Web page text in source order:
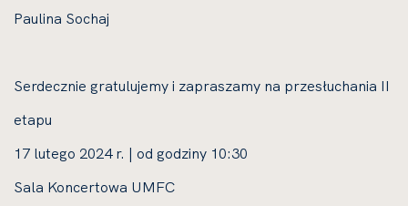
Paulina Sochaj
Serdecznie gratulujemy i zapraszamy na przesłuchania II
etapu
17 lutego 2024 r. | od godziny 10:30
Sala Koncertowa UMFC